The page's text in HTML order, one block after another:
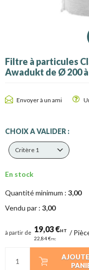
Filtre à particules
Awadukt de Ø 200 à
Envoyer à un ami
CHOIX A VALIDER :
Critère 1
En stock
Quantité minimum : 3,00
Vendu par : 3,00
à partir de 19,03 €HT
22,84 €TTC
/